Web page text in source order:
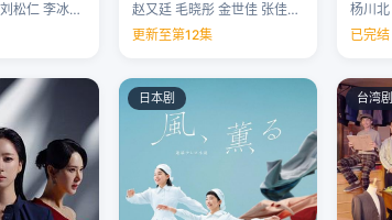
黄秋生 陈冠希 刘松仁 李冰冰 …
赵又廷 毛晓彤 金世佳 张佳宁 …
更新至第12集
已完结
日本剧 台湾剧